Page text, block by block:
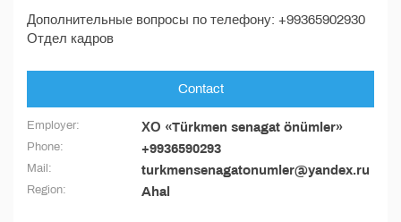
Дополнительные вопросы по телефону: +99365902930
Отдел кадров
Contact
Employer: ХО «Türkmen senagat önümler»
Phone: +9936590293
Mail: turkmensenagatonumler@yandex.ru
Region: Ahal